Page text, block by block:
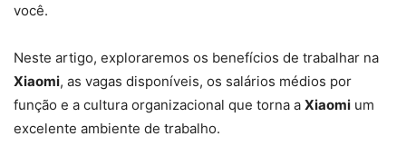
você.
Neste artigo, exploraremos os benefícios de trabalhar na
Xiaomi, as vagas disponíveis, os salários médios por
função e a cultura organizacional que torna a Xiaomi um
excelente ambiente de trabalho.